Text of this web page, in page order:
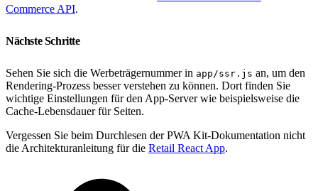
Commerce API.
Nächste Schritte
Sehen Sie sich die Werbeträgernummer in app/ssr.js an, um den
Rendering-Prozess besser verstehen zu können. Dort finden Sie
wichtige Einstellungen für den App-Server wie beispielsweise die
Cache-Lebensdauer für Seiten.
Vergessen Sie beim Durchlesen der PWA Kit-Dokumentation nicht
die Architekturanleitung für die Retail React App.